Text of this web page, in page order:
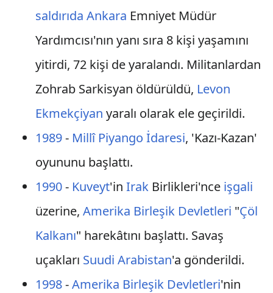
saldırıda Ankara Emniyet Müdür
Yardımcısı'nın yanı sıra 8 kişi yaşamını
yitirdi, 72 kişi de yaralandı. Militanlardan
Zohrab Sarkisyan öldürüldü, Levon
Ekmekçiyan yaralı olarak ele geçirildi.
1989- Millî Piyango İdaresi, 'Kazı-Kazan'
oyununu başlattı.
1990- Kuveyt'in IrakBirlikleri'nce işgali
üzerine, Amerika Birleşik Devletleri "Çöl
Kalkanı" harekâtını başlattı. Savaş
uçakları Suudi Arabistan'a gönderildi.
1998-Amerika Birleşik Devletleri'nin